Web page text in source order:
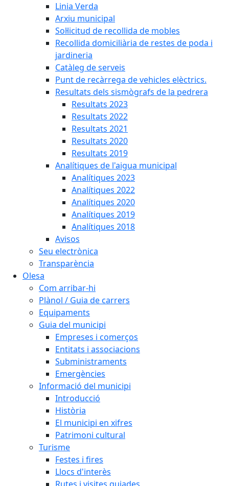
Linia Verda
Arxiu municipal
Sol·licitud de recollida de mobles
Recollida domiciliària de restes de poda i
jardineria
Catàleg de serveis
Punt de recàrrega de vehicles elèctrics.
Resultats dels sismògrafs de la pedrera
Resultats 2023
Resultats 2022
Resultats 2021
Resultats 2020
Resultats 2019
Analítiques de l'aigua municipal
Analítiques 2023
Analítiques 2022
Analítiques 2020
Analítiques 2019
Analítiques 2018
Avisos
Seu electrònica
Transparència
Olesa
Com arribar-hi
Plànol / Guia de carrers
Equipaments
Guia del municipi
Empreses i comerços
Entitats i associacions
Subministraments
Emergències
Informació del municipi
Introducció
Història
El municipi en xifres
Patrimoni cultural
Turisme
Festes i fires
Llocs d'interès